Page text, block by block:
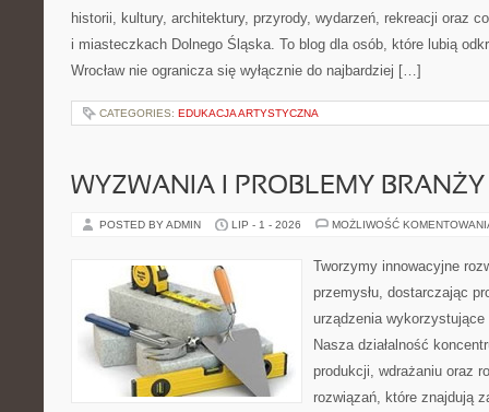
historii, kultury, architektury, przyrody, wydarzeń, rekreacji oraz
i miasteczkach Dolnego Śląska. To blog dla osób, które lubią
Wrocław nie ogranicza się wyłącznie do najbardziej […]
CATEGORIES: EDUKACJA ARTYSTYCZNA
WYZWANIA I PROBLEMY BRANŻY
POSTED BY ADMIN LIP - 1 - 2026 MOŻLIWOŚĆ
Tworzymy innowacyjne
przemysłu, dostarczając
urządzenia
Nasza działalność
produkcji, wdrażaniu oraz
rozwiązań, które znajdują